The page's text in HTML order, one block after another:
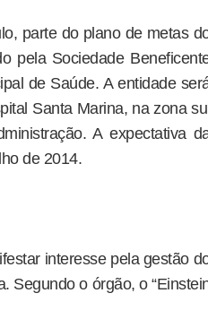
parte do plano de metas
pela Sociedade
de Saúde. A entidade
Santa Marina, na zona sul
A expectativa
de 2014.
interesse pela gestão
Segundo o órgão, o